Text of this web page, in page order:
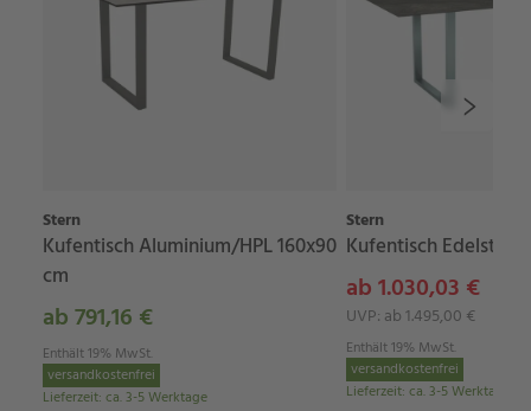
Stern
Kufentisch Aluminium/HPL 160x90
cm
ab 791,16 €
Enthält 19% MwSt.
versandkostenfrei
Lieferzeit: ca. 3-5 Werktage
Stern
Kufentisch Edelstahl/
ab 1.030,03 €
UVP: ab 1.495,00 €
Enthält 19% MwSt.
versandkostenfrei
Lieferzeit: ca. 3-5 Werktage